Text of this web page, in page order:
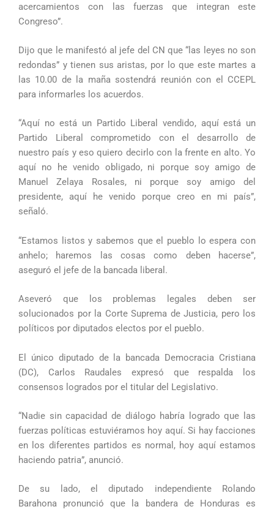
acercamientos con las fuerzas que integran este
Congreso”.
Dijo que le manifestó al jefe del CN que “las leyes no son
redondas” y tienen sus aristas, por lo que este martes a
las 10.00 de la maña sostendrá reunión con el CCEPL
para informarles los acuerdos.
“Aquí no está un Partido Liberal vendido, aquí está un
Partido Liberal comprometido con el desarrollo de
nuestro país y eso quiero decirlo con la frente en alto. Yo
aquí no he venido obligado, ni porque soy amigo de
Manuel Zelaya Rosales, ni porque soy amigo del
presidente, aquí he venido porque creo en mi país”,
señaló.
“Estamos listos y sabemos que el pueblo lo espera con
anhelo; haremos las cosas como deben hacerse”,
aseguró el jefe de la bancada liberal.
Aseveró que los problemas legales deben ser
solucionados por la Corte Suprema de Justicia, pero los
políticos por diputados electos por el pueblo.
El único diputado de la bancada Democracia Cristiana
(DC), Carlos Raudales expresó que respalda los
consensos logrados por el titular del Legislativo.
“Nadie sin capacidad de diálogo habría logrado que las
fuerzas políticas estuviéramos hoy aquí. Si hay facciones
en los diferentes partidos es normal, hoy aquí estamos
haciendo patria”, anunció.
De su lado, el diputado independiente Rolando
Barahona pronunció que la bandera de Honduras es